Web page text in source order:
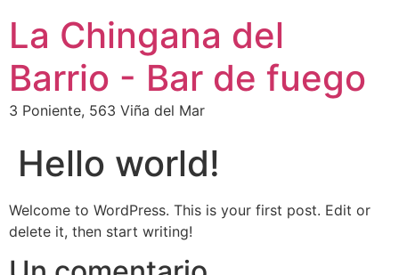
La Chingana del
Barrio - Bar de fuego
3 Poniente, 563 Viña del Mar
Hello world!
Welcome to WordPress. This is your first post. Edit or
delete it, then start writing!